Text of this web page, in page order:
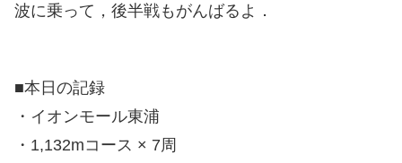
波に乗って，後半戦もがんばるよ．
■本日の記録
・イオンモール東浦
・1,132mコース × 7周